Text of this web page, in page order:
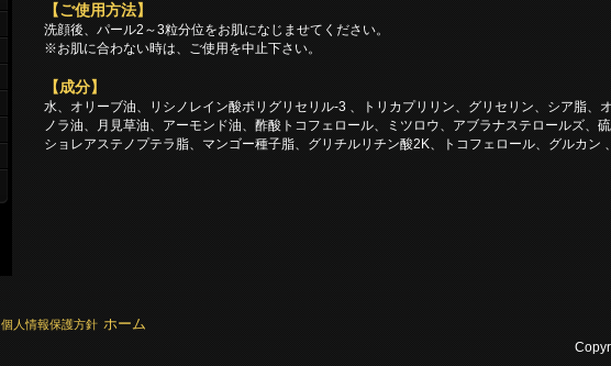
【ご使用方法】
洗顔後、パール2～3粒分位をお肌になじませてください。
※お肌に合わない時は、ご使用を中止下さい。
【成分】
水、オリーブ油、リシノレイン酸ポリグリセリル-3 、トリカプリリン、グリセリン、シア脂、
ノラ油、月見草油、アーモンド油、酢酸トコフェロール、ミツロウ、アブラナステロールズ、
ショレアステノプテラ脂、マンゴー種子脂、グリチルリチン酸2K、トコフェロール、グルカン
ホーム
個人情報保護方針